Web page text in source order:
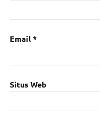
Email*
Situs Web